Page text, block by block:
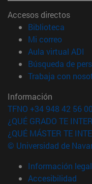
Accesos directos
Biblioteca
Mi correo(abre
Aula virtual ADI
Búsqueda de
Trabaja con
Información
TFNO +34 948 42 56 00
¿QUÉ GRADO TE
¿QUÉ MÁSTER TE
© Universidad de
Información legal
Accesibilidad